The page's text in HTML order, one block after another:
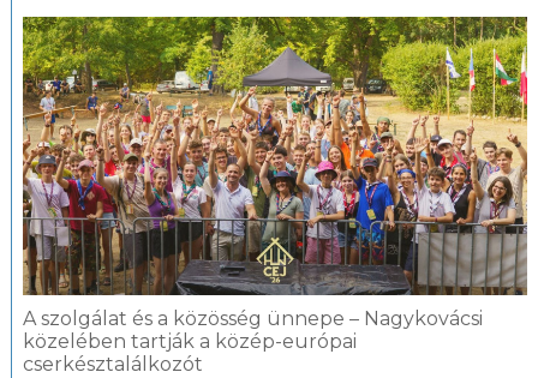
A szolgálat és a közösség ünnepe – Nagykovácsi
közelében tartják a közép-európai
cserkésztalálkozót